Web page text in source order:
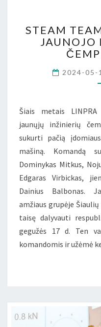
STEAM
JAUNOJO
2024-05-
Šiais metais
jaunųjų inžinierių
sukurti pačią
mašiną. Komandą
Dominykas Mitkus,
Edgaras Virbickas,
Dainius Balbonas.
amžiaus grupėje
taisę dalyvauti
gegužės 17 d. Ten
komandomis ir užėmė